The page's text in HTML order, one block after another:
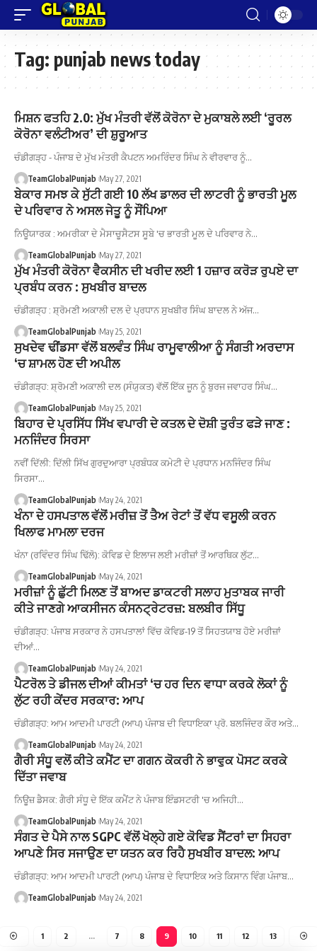
Tag: punjab news today
ਮਿਸ਼ਨ ਫਤਹਿ 2.0: ਮੁੱਖ ਮੰਤਰੀ ਵੱਲੋਂ ਕੋਰੋਨਾ ਦੇ ਮੁਕਾਬਲੇ ਲਈ ‘ਰੂਰਲ
ਕੋਰੋਨਾ ਵਲੰਟੀਅਰ’ ਦੀ ਸ਼ੁਰੂਆਤ
ਚੰਡੀਗੜ੍ਹ - ਪੰਜਾਬ ਦੇ ਮੁੱਖ ਮੰਤਰੀ ਕੈਪਟਨ ਅਮਰਿੰਦਰ ਸਿੰਘ ਨੇ ਵੀਰਵਾਰ ਨੂੰ…
TeamGlobalPunjab May 27, 2021
ਬੇਕਾਰ ਸਮਝ ਕੇ ਸੁੱਟੀ ਗਈ 10 ਲੱਖ ਡਾਲਰ ਦੀ ਲਾਟਰੀ ਨੂੰ ਭਾਰਤੀ ਮੂਲ
ਦੇ ਪਰਿਵਾਰ ਨੇ ਅਸਲ ਜੇਤੂ ਨੂੰ ਸੌਂਪਿਆ
ਨਿਊਯਾਰਕ : ਅਮਰੀਕਾ ਦੇ ਮੈਸਾਚੂਸੈਟਸ ਸੂਬੇ 'ਚ ਭਾਰਤੀ ਮੂਲ ਦੇ ਪਰਿਵਾਰ ਨੇ…
TeamGlobalPunjab May 27, 2021
ਮੁੱਖ ਮੰਤਰੀ ਕੋਰੋਨਾ ਵੈਕਸੀਨ ਦੀ ਖਰੀਦ ਲਈ 1 ਹਜ਼ਾਰ ਕਰੋੜ ਰੁਪਏ ਦਾ
ਪ੍ਰਬੰਧ ਕਰਨ : ਸੁਖਬੀਰ ਬਾਦਲ
ਚੰਡੀਗੜ੍ਹ : ਸ਼੍ਰੋਮਣੀ ਅਕਾਲੀ ਦਲ ਦੇ ਪ੍ਰਧਾਨ ਸੁਖਬੀਰ ਸਿੰਘ ਬਾਦਲ ਨੇ ਅੱਜ…
TeamGlobalPunjab May 25, 2021
ਸੁਖਦੇਵ ਢੀਂਡਸਾ ਵੱਲੋਂ ਬਲਵੰਤ ਸਿੰਘ ਰਾਮੂਵਾਲੀਆ ਨੂੰ ਸੰਗਤੀ ਅਰਦਾਸ
‘ਚ ਸ਼ਾਮਲ ਹੋਣ ਦੀ ਅਪੀਲ
ਚੰਡੀਗੜ੍ਹ: ਸ਼੍ਰੋਮਣੀ ਅਕਾਲੀ ਦਲ (ਸੰਯੁਕਤ) ਵੱਲੋਂ ਇੱਕ ਜੂਨ ਨੂੰ ਬੁਰਜ ਜਵਾਹਰ ਸਿੰਘ…
TeamGlobalPunjab May 25, 2021
ਬਿਹਾਰ ਦੇ ਪ੍ਰਸਿੱਧ ਸਿੱਖ ਵਪਾਰੀ ਦੇ ਕਤਲ ਦੇ ਦੋਸ਼ੀ ਤੁਰੰਤ ਫੜੇ ਜਾਣ :
ਮਨਜਿੰਦਰ ਸਿਰਸਾ
ਨਵੀਂ ਦਿੱਲੀ: ਦਿੱਲੀ ਸਿੱਖ ਗੁਰਦੁਆਰਾ ਪ੍ਰਬੰਧਕ ਕਮੇਟੀ ਦੇ ਪ੍ਰਧਾਨ ਮਨਜਿੰਦਰ ਸਿੰਘ
ਸਿਰਸਾ…
TeamGlobalPunjab May 24, 2021
ਖੰਨਾ ਦੇ ਹਸਪਤਾਲ ਵੱਲੋਂ ਮਰੀਜ਼ ਤੋਂ ਤੈਅ ਰੇਟਾਂ ਤੋਂ ਵੱਧ ਵਸੂਲੀ ਕਰਨ
ਖਿਲਾਫ ਮਾਮਲਾ ਦਰਜ
ਖੰਨਾ (ਰਵਿੰਦਰ ਸਿੰਘ ਢਿੱਲੋ): ਕੋਵਿਡ ਦੇ ਇਲਾਜ ਲਈ ਮਰੀਜ਼ਾਂ ਤੋਂ ਆਰਥਿਕ ਲੁੱਟ…
TeamGlobalPunjab May 24, 2021
ਮਰੀਜ਼ਾਂ ਨੂੰ ਛੁੱਟੀ ਮਿਲਣ ਤੋਂ ਬਾਅਦ ਡਾਕਟਰੀ ਸਲਾਹ ਮੁਤਾਬਕ ਜਾਰੀ
ਕੀਤੇ ਜਾਣਗੇ ਆਕਸੀਜਨ ਕੰਸਨਟ੍ਰੇਟਰਜ਼: ਬਲਬੀਰ ਸਿੱਧੂ
ਚੰਡੀਗੜ੍ਹ: ਪੰਜਾਬ ਸਰਕਾਰ ਨੇ ਹਸਪਤਾਲਾਂ ਵਿੱਚ ਕੋਵਿਡ-19 ਤੋਂ ਸਿਹਤਯਾਬ ਹੋਏ ਮਰੀਜ਼ਾਂ
ਦੀਆਂ…
TeamGlobalPunjab May 24, 2021
ਪੈਟਰੋਲ ਤੇ ਡੀਜਲ ਦੀਆਂ ਕੀਮਤਾਂ ‘ਚ ਹਰ ਦਿਨ ਵਾਧਾ ਕਰਕੇ ਲੋਕਾਂ ਨੂੰ
ਲੁੱਟ ਰਹੀ ਕੇਂਦਰ ਸਰਕਾਰ: ਆਪ
ਚੰਡੀਗੜ੍ਹ: ਆਮ ਆਦਮੀ ਪਾਰਟੀ (ਆਪ) ਪੰਜਾਬ ਦੀ ਵਿਧਾਇਕਾ ਪ੍ਰੋ. ਬਲਜਿੰਦਰ ਕੌਰ ਅਤੇ…
TeamGlobalPunjab May 24, 2021
ਗੈਰੀ ਸੰਧੂ ਵਲੋਂ ਕੀਤੇ ਕਮੈਂਟ ਦਾ ਗਗਨ ਕੋਕਰੀ ਨੇ ਭਾਵੁਕ ਪੋਸਟ ਕਰਕੇ
ਦਿੱਤਾ ਜਵਾਬ
ਨਿਊਜ਼ ਡੈਸਕ: ਗੈਰੀ ਸੰਧੂ ਦੇ ਇੱਕ ਕਮੈਂਟ ਨੇ ਪੰਜਾਬ ਇੰਡਸਟਰੀ 'ਚ ਅਜਿਹੀ…
TeamGlobalPunjab May 24, 2021
ਸੰਗਤ ਦੇ ਪੈਸੇ ਨਾਲ SGPC ਵੱਲੋਂ ਖੋਲ੍ਹੇ ਗਏ ਕੋਵਿਡ ਸੈਂਟਰਾਂ ਦਾ ਸਿਹਰਾ
ਆਪਣੇ ਸਿਰ ਸਜਾਉਣ ਦਾ ਯਤਨ ਕਰ ਰਿਹੈ ਸੁਖਬੀਰ ਬਾਦਲ: ਆਪ
ਚੰਡੀਗੜ੍ਹ: ਆਮ ਆਦਮੀ ਪਾਰਟੀ (ਆਪ) ਪੰਜਾਬ ਦੇ ਵਿਧਾਇਕ ਅਤੇ ਕਿਸਾਨ ਵਿੰਗ ਪੰਜਾਬ…
TeamGlobalPunjab May 24, 2021
1 2 … 7 8 9 10 11 12 13